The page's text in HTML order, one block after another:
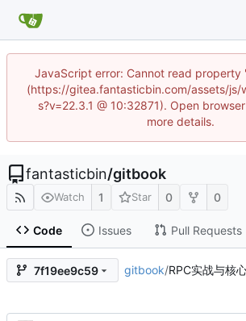
JavaScript error: Cannot read property
(https://gitea.fantasticbin.com/assets/js/
s?v=22.3.1 @ 10:32871). Open
more details.
fantasticbin/gitbook
Watch 1 Star 0 0
Code Issues Pull Requests
7f19ee9c59 gitbook/RPC实战与核